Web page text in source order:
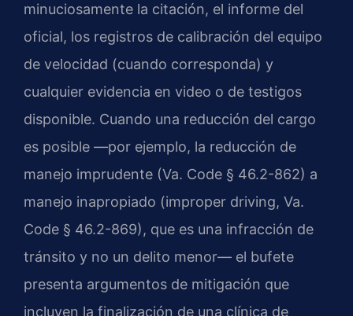
minuciosamente la citación, el informe del
oficial, los registros de calibración del equipo
de velocidad (cuando corresponda) y
cualquier evidencia en video o de testigos
disponible. Cuando una reducción del cargo
es posible —por ejemplo, la reducción de
manejo imprudente (Va. Code § 46.2-862) a
manejo inapropiado (improper driving, Va.
Code § 46.2-869), que es una infracción de
tránsito y no un delito menor— el bufete
presenta argumentos de mitigación que
incluyen la finalización de una clínica de